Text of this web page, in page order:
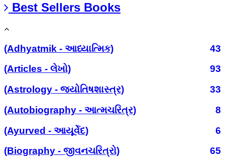
Best Sellers Books
(Adhyatmik - આધ્યાત્મિક)
43
(Articles - લેખો)
93
(Astrology - જ્યોતિષશાસ્ત્ર)
33
(Autobiography - આત્મચરિત્ર)
8
(Ayurved - આયૂર્વેદ)
6
(Biography - જીવનચરિત્રો)
65